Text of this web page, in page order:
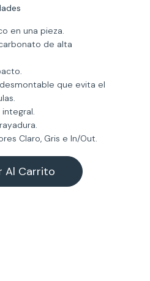
en una pieza.
de alta
que evita el
Claro, Gris e In/Out.
Al Carrito